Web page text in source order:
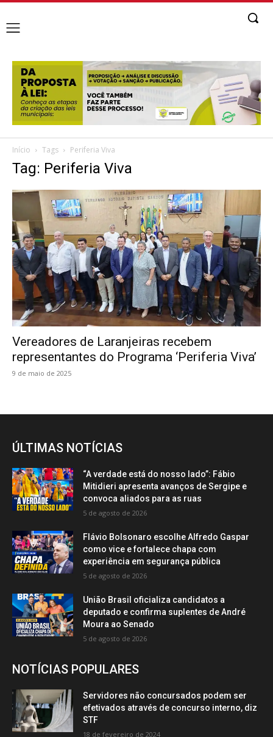
Início Tags Periferia Viva
Tag: Periferia Viva
Vereadores de Laranjeiras recebem
representantes do Programa ‘Periferia Viva’
9 de maio de 2025
ÚLTIMAS NOTÍCIAS
“A verdade está do nosso lado”: Fábio
Mitidieri apresenta avanços de Sergipe e
convoca aliados para as ruas
5 de agosto de 2026
Flávio Bolsonaro escolhe Alfredo Gaspar
como vice e fortalece chapa com
experiência em segurança pública
5 de agosto de 2026
União Brasil oficializa candidatos a
deputado e confirma suplentes de André
Moura ao Senado
5 de agosto de 2026
NOTÍCIAS POPULARES
Servidores não concursados podem ser
efetivados através de concurso interno, diz
STF
18 de fevereiro de 2024